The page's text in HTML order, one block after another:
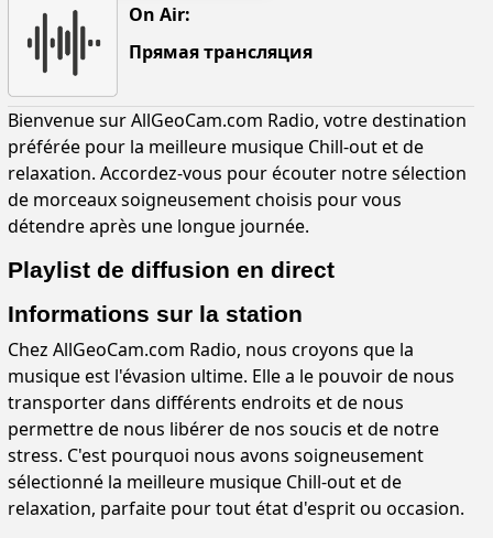
On Air:
Прямая трансляция
Bienvenue sur AllGeoCam.com Radio, votre destination
préférée pour la meilleure musique Chill-out et de
relaxation. Accordez-vous pour écouter notre sélection
de morceaux soigneusement choisis pour vous
détendre après une longue journée.
Playlist de diffusion en direct
Informations sur la station
Chez AllGeoCam.com Radio, nous croyons que la
musique est l'évasion ultime. Elle a le pouvoir de nous
transporter dans différents endroits et de nous
permettre de nous libérer de nos soucis et de notre
stress. C'est pourquoi nous avons soigneusement
sélectionné la meilleure musique Chill-out et de
relaxation, parfaite pour tout état d'esprit ou occasion.